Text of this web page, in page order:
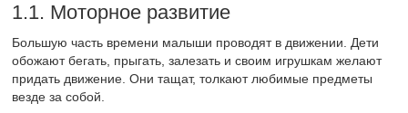
1.1. Моторное развитие
Большую часть времени малыши проводят в движении. Дети
обожают бегать, прыгать, залезать и своим игрушкам желают
придать движение. Они тащат, толкают любимые предметы
везде за собой.